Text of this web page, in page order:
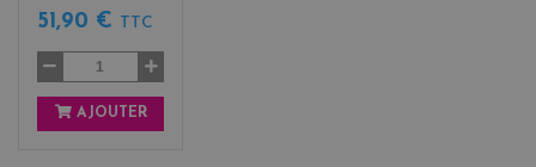
51,90 € TTC
AJOUTER